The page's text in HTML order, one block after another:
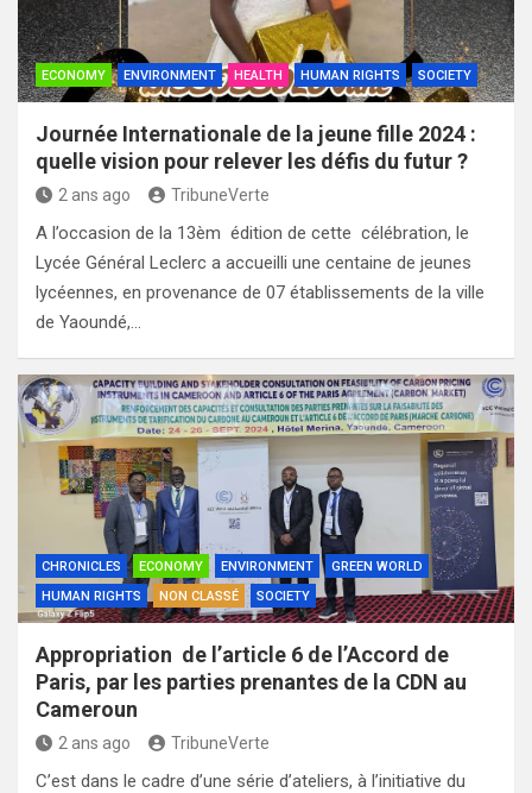
ECONOMY ENVIRONMENT HEALTH HUMAN RIGHTS SOCIETY
Journée Internationale de la jeune fille 2024 :
quelle vision pour relever les défis du futur ?
2 ans ago TribuneVerte
A l’occasion de la 13èm édition de cette célébration, le
Lycée Général Leclerc a accueilli une centaine de jeunes
lycéennes, en provenance de 07 établissements de la ville
de Yaoundé,…
CHRONICLES ECONOMY ENVIRONMENT
GREEN WORLD
HUMAN RIGHTS
NON CLASSÉ SOCIETY
Appropriation de l’article 6 de l’Accord de
Paris, par les parties prenantes de la CDN au
Cameroun
2 ans ago TribuneVerte
C’est dans le cadre d’une série d’ateliers, à l’initiative du